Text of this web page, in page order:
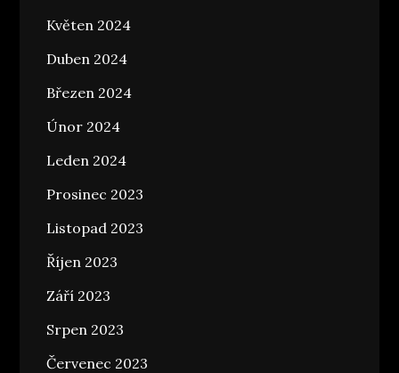
Květen 2024
Duben 2024
Březen 2024
Únor 2024
Leden 2024
Prosinec 2023
Listopad 2023
Říjen 2023
Září 2023
Srpen 2023
Červenec 2023